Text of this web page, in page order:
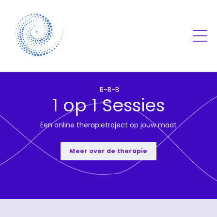
B-B-B
1 op 1 Sessies
Een online therapietraject op jouw maat
Meer over de therapie